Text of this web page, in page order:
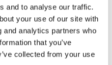
and to analyse our traffic.
your use of our site with
and analytics partners who
that you’ve
collected from your use
REAL BETIS